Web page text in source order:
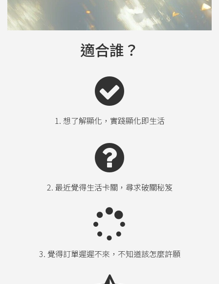
適合誰？
1. 想了解顯化，實踐顯化即生活
2. 最近覺得生活卡關，尋求破關秘笈
3. 覺得訂單遲遲不來，不知道該怎麼許願